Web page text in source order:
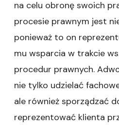
na celu obronę swoich
procesie prawnym jest
ponieważ to on
mu wsparcia w trakcie
procedur prawnych.
nie tylko udzielać
ale również sporządzać
reprezentować klienta